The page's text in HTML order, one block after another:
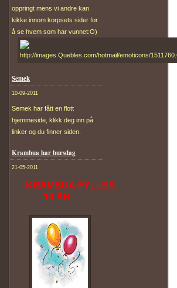
oppringt mens vi andre kan
kikke innom korpsets sider for
å se hvem som har vunnet:O)
Semek
10-09-2011
Semek har fått en flott
hjemmeside, klikk deg inn på
linker og du finner siden.
Krambua har bursdag
21-05-2011
KRAMBUA FYLLER
10 ÅR